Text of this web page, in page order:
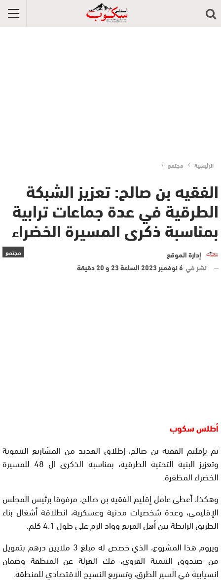
الرئيسية مجتمع
الفقيه بن صالح: تعزيز الشبكة
الطرقية في عدة جماعات ترابية
بمناسبة ذكرى المسيرة الخضراء
مجتمع
إدارة الموقع
نشر في 6 نوفمبر 2023 الساعة 23 و 20 دقيقة
أطلس سكوب
تم بإقليم الفقيه بن صالح، إطلاق العديد من المشاريع التنموية
وتعزيز البنية التحتية الطرقية، بمناسبة الذكرى ال 48 للمسيرة
الخضراء المظفرة.
وهكذا، أعطى عامل إقليم الفقيه بن صالح، مرفوقا برئيس المجلس
الإقليمي، وعدة شخصيات مدنية وعسكرية، انطلاقة أشغال بناء
الطريق الرابطة بين أهل المربع وواد الزم على طول 4.1 كلم.
ويروم هذا المشروع، الذي خصص له مبلغ 3 ملايين درهم بتمويل
من صندوق التنمية القروي، فك العزلة عن المنطقة وضمان
انسيابية في السير الطرق، وتسريع النسيج الاقتصادي للمنطقة.